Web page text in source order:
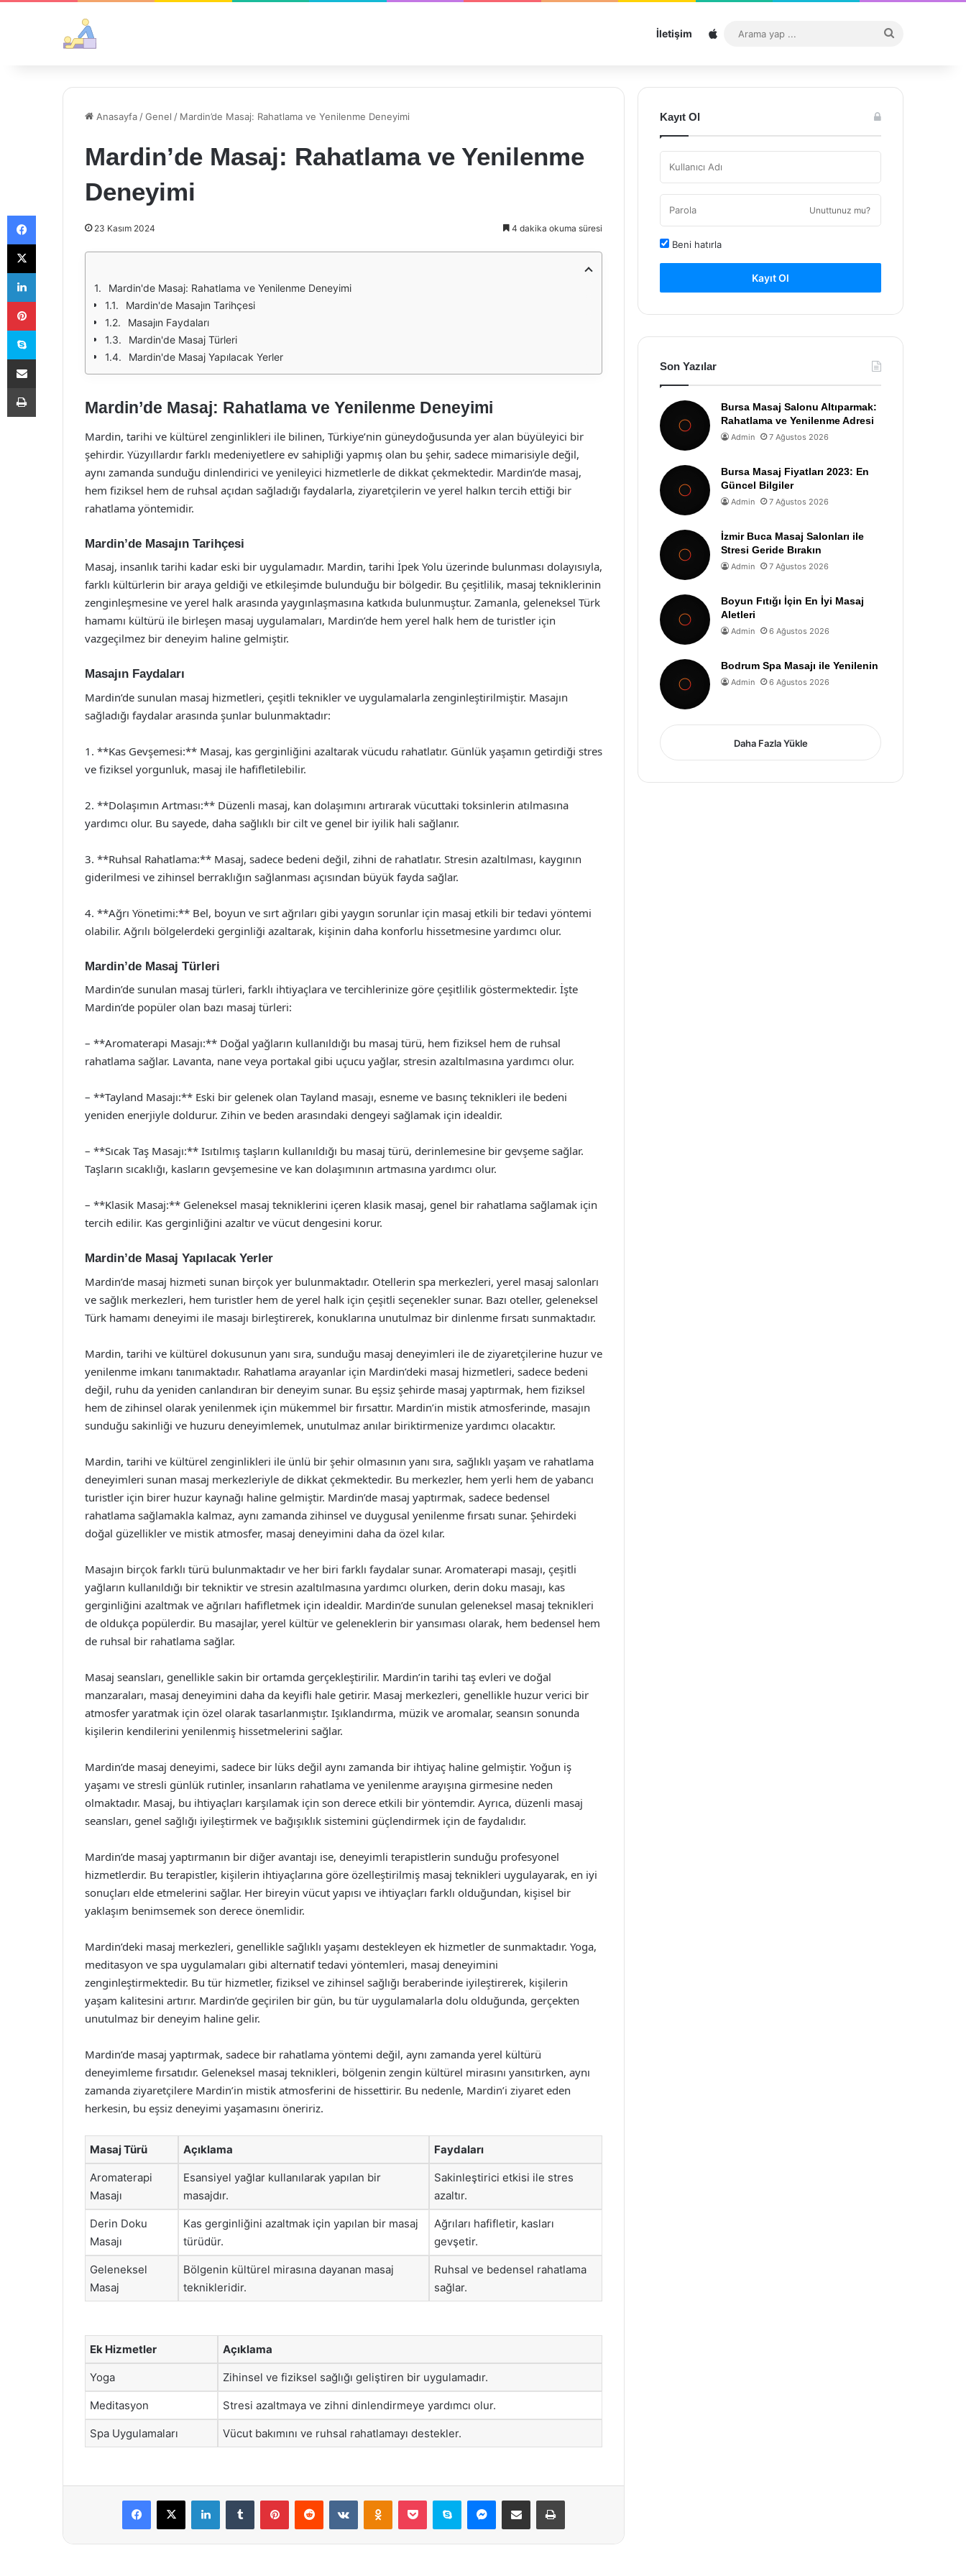
İletişim Sitemap
...
Anasayfa /Genel / Mardin’de Masaj: Rahatlama ve Yenilenme Deneyimi
Mardin’de Masaj: Rahatlama ve Yenilenme
Deneyimi
23 Kasım 2024 4 dakika okuma süresi
Mardin'de Masaj: Rahatlama ve Yenilenme Deneyimi
Mardin'de Masajın Tarihçesi
Masajın Faydaları
Mardin'de Masaj Türleri
Mardin'de Masaj Yapılacak Yerler
Mardin’de Masaj: Rahatlama ve Yenilenme Deneyimi
Mardin, tarihi ve kültürel zenginlikleri ile bilinen, Türkiye’nin güneydoğusunda yer alan büyüleyici bir
şehirdir. Yüzyıllardır farklı medeniyetlere ev sahipliği yapmış olan bu şehir, sadece mimarisiyle değil,
aynı zamanda sunduğu dinlendirici ve yenileyici hizmetlerle de dikkat çekmektedir. Mardin’de masaj,
hem fiziksel hem de ruhsal açıdan sağladığı faydalarla, ziyaretçilerin ve yerel halkın tercih ettiği bir
rahatlama yöntemidir.
Mardin’de Masajın Tarihçesi
Masaj, insanlık tarihi kadar eski bir uygulamadır. Mardin, tarihi İpek Yolu üzerinde bulunması dolayısıyla,
farklı kültürlerin bir araya geldiği ve etkileşimde bulunduğu bir bölgedir. Bu çeşitlilik, masaj tekniklerinin
zenginleşmesine ve yerel halk arasında yaygınlaşmasına katkıda bulunmuştur. Zamanla, geleneksel Türk
hamamı kültürü ile birleşen masaj uygulamaları, Mardin’de hem yerel halk hem de turistler için
vazgeçilmez bir deneyim haline gelmiştir.
Masajın Faydaları
Mardin’de sunulan masaj hizmetleri, çeşitli teknikler ve uygulamalarla zenginleştirilmiştir. Masajın
sağladığı faydalar arasında şunlar bulunmaktadır:
1. **Kas Gevşemesi:** Masaj, kas gerginliğini azaltarak vücudu rahatlatır. Günlük yaşamın getirdiği stres
ve fiziksel yorgunluk, masaj ile hafifletilebilir.
2. **Dolaşımın Artması:** Düzenli masaj, kan dolaşımını artırarak vücuttaki toksinlerin atılmasına
yardımcı olur. Bu sayede, daha sağlıklı bir cilt ve genel bir iyilik hali sağlanır.
3. **Ruhsal Rahatlama:** Masaj, sadece bedeni değil, zihni de rahatlatır. Stresin azaltılması, kaygının
giderilmesi ve zihinsel berraklığın sağlanması açısından büyük fayda sağlar.
4. **Ağrı Yönetimi:** Bel, boyun ve sırt ağrıları gibi yaygın sorunlar için masaj etkili bir tedavi yöntemi
olabilir. Ağrılı bölgelerdeki gerginliği azaltarak, kişinin daha konforlu hissetmesine yardımcı olur.
Mardin’de Masaj Türleri
Mardin’de sunulan masaj türleri, farklı ihtiyaçlara ve tercihlerinize göre çeşitlilik göstermektedir. İşte
Mardin’de popüler olan bazı masaj türleri:
– **Aromaterapi Masajı:** Doğal yağların kullanıldığı bu masaj türü, hem fiziksel hem de ruhsal
rahatlama sağlar. Lavanta, nane veya portakal gibi uçucu yağlar, stresin azaltılmasına yardımcı olur.
– **Tayland Masajı:** Eski bir gelenek olan Tayland masajı, esneme ve basınç teknikleri ile bedeni
yeniden enerjiyle doldurur. Zihin ve beden arasındaki dengeyi sağlamak için idealdir.
– **Sıcak Taş Masajı:** Isıtılmış taşların kullanıldığı bu masaj türü, derinlemesine bir gevşeme sağlar.
Taşların sıcaklığı, kasların gevşemesine ve kan dolaşımının artmasına yardımcı olur.
– **Klasik Masaj:** Geleneksel masaj tekniklerini içeren klasik masaj, genel bir rahatlama sağlamak için
tercih edilir. Kas gerginliğini azaltır ve vücut dengesini korur.
Mardin’de Masaj Yapılacak Yerler
Mardin’de masaj hizmeti sunan birçok yer bulunmaktadır. Otellerin spa merkezleri, yerel masaj salonları
ve sağlık merkezleri, hem turistler hem de yerel halk için çeşitli seçenekler sunar. Bazı oteller, geleneksel
Türk hamamı deneyimi ile masajı birleştirerek, konuklarına unutulmaz bir dinlenme fırsatı sunmaktadır.
Mardin, tarihi ve kültürel dokusunun yanı sıra, sunduğu masaj deneyimleri ile de ziyaretçilerine huzur ve
yenilenme imkanı tanımaktadır. Rahatlama arayanlar için Mardin’deki masaj hizmetleri, sadece bedeni
değil, ruhu da yeniden canlandıran bir deneyim sunar. Bu eşsiz şehirde masaj yaptırmak, hem fiziksel
hem de zihinsel olarak yenilenmek için mükemmel bir fırsattır. Mardin’in mistik atmosferinde, masajın
sunduğu sakinliği ve huzuru deneyimlemek, unutulmaz anılar biriktirmenize yardımcı olacaktır.
Mardin, tarihi ve kültürel zenginlikleri ile ünlü bir şehir olmasının yanı sıra, sağlıklı yaşam ve rahatlama
deneyimleri sunan masaj merkezleriyle de dikkat çekmektedir. Bu merkezler, hem yerli hem de yabancı
turistler için birer huzur kaynağı haline gelmiştir. Mardin’de masaj yaptırmak, sadece bedensel
rahatlama sağlamakla kalmaz, aynı zamanda zihinsel ve duygusal yenilenme fırsatı sunar. Şehirdeki
doğal güzellikler ve mistik atmosfer, masaj deneyimini daha da özel kılar.
Masajın birçok farklı türü bulunmaktadır ve her biri farklı faydalar sunar. Aromaterapi masajı, çeşitli
yağların kullanıldığı bir tekniktir ve stresin azaltılmasına yardımcı olurken, derin doku masajı, kas
gerginliğini azaltmak ve ağrıları hafifletmek için idealdir. Mardin’de sunulan geleneksel masaj teknikleri
de oldukça popülerdir. Bu masajlar, yerel kültür ve geleneklerin bir yansıması olarak, hem bedensel hem
de ruhsal bir rahatlama sağlar.
Masaj seansları, genellikle sakin bir ortamda gerçekleştirilir. Mardin’in tarihi taş evleri ve doğal
manzaraları, masaj deneyimini daha da keyifli hale getirir. Masaj merkezleri, genellikle huzur verici bir
atmosfer yaratmak için özel olarak tasarlanmıştır. Işıklandırma, müzik ve aromalar, seansın sonunda
kişilerin kendilerini yenilenmiş hissetmelerini sağlar.
Mardin’de masaj deneyimi, sadece bir lüks değil aynı zamanda bir ihtiyaç haline gelmiştir. Yoğun iş
yaşamı ve stresli günlük rutinler, insanların rahatlama ve yenilenme arayışına girmesine neden
olmaktadır. Masaj, bu ihtiyaçları karşılamak için son derece etkili bir yöntemdir. Ayrıca, düzenli masaj
seansları, genel sağlığı iyileştirmek ve bağışıklık sistemini güçlendirmek için de faydalıdır.
Mardin’de masaj yaptırmanın bir diğer avantajı ise, deneyimli terapistlerin sunduğu profesyonel
hizmetlerdir. Bu terapistler, kişilerin ihtiyaçlarına göre özelleştirilmiş masaj teknikleri uygulayarak, en iyi
sonuçları elde etmelerini sağlar. Her bireyin vücut yapısı ve ihtiyaçları farklı olduğundan, kişisel bir
yaklaşım benimsemek son derece önemlidir.
Mardin’deki masaj merkezleri, genellikle sağlıklı yaşamı destekleyen ek hizmetler de sunmaktadır. Yoga,
meditasyon ve spa uygulamaları gibi alternatif tedavi yöntemleri, masaj deneyimini
zenginleştirmektedir. Bu tür hizmetler, fiziksel ve zihinsel sağlığı beraberinde iyileştirerek, kişilerin
yaşam kalitesini artırır. Mardin’de geçirilen bir gün, bu tür uygulamalarla dolu olduğunda, gerçekten
unutulmaz bir deneyim haline gelir.
Mardin’de masaj yaptırmak, sadece bir rahatlama yöntemi değil, aynı zamanda yerel kültürü
deneyimleme fırsatıdır. Geleneksel masaj teknikleri, bölgenin zengin kültürel mirasını yansıtırken, aynı
zamanda ziyaretçilere Mardin’in mistik atmosferini de hissettirir. Bu nedenle, Mardin’i ziyaret eden
herkesin, bu eşsiz deneyimi yaşamasını öneririz.
Masaj Türü Açıklama Faydaları
Aromaterapi
Masajı
Esansiyel yağlar kullanılarak yapılan bir
masajdır.
Sakinleştirici etkisi ile stres
azaltır.
Derin Doku
Masajı
Kas gerginliğini azaltmak için yapılan bir masaj
türüdür.
Ağrıları hafifletir, kasları
gevşetir.
Geleneksel
Masaj
Bölgenin kültürel mirasına dayanan masaj
teknikleridir.
Ruhsal ve bedensel rahatlama
sağlar.
Ek Hizmetler Açıklama
Yoga Zihinsel ve fiziksel sağlığı geliştiren bir uygulamadır.
Meditasyon Stresi azaltmaya ve zihni dinlendirmeye yardımcı olur.
Spa Uygulamaları Vücut bakımını ve ruhsal rahatlamayı destekler.
Facebook
X LinkedInTumblr PinterestReddit VKontakteOdnoklassniki
Pocket Skype Messenger
E-Posta ile paylaş Yazdır
Kayıt Ol
Unuttunuz mu?
Beni hatırla
Kayıt Ol
Son Yazılar
Bursa Masaj Salonu Altıparmak:
Rahatlama ve Yenilenme Adresi
Admin 7 Ağustos 2026
Bursa Masaj Fiyatları 2023: En
Güncel Bilgiler
Admin 7 Ağustos 2026
İzmir Buca Masaj Salonları ile
Stresi Geride Bırakın
Admin 7 Ağustos 2026
Boyun Fıtığı İçin En İyi Masaj
Aletleri
Admin 6 Ağustos 2026
Bodrum Spa Masajı ile Yenilenin
Admin 6 Ağustos 2026
Daha Fazla Yükle
Facebook
X
LinkedIn
Pinterest
Skype
E-Posta ile paylaş